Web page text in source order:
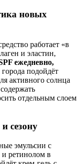
новых
работает «в
и эластин,
ежедневно,
подойдёт
активного солнца
отдельным слоем
сезону
эмульсии с
ретинолом в